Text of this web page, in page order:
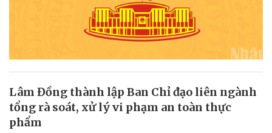
Lâm Đồng thành lập Ban Chỉ đạo liên ngành
tổng rà soát, xử lý vi phạm an toàn thực
phẩm